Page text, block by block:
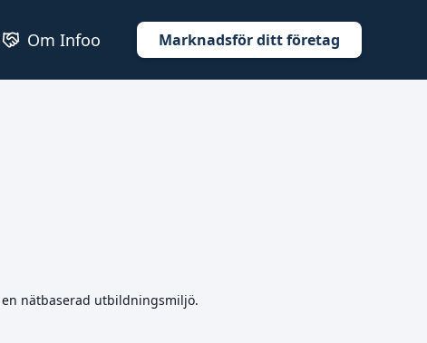
Om Infoo Marknadsför ditt företag
nätbaserad utbildningsmiljö.